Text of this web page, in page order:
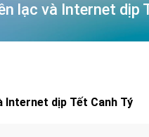
lạc và Internet dịp
Internet dịp Tết Canh Tý